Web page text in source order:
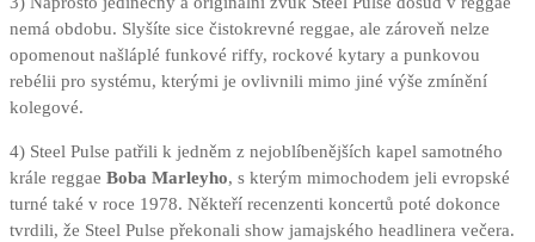
nemá obdobu. Slyšíte sice čistokrevné reggae, ale zároveň nelze
opomenout našláplé funkové riffy, rockové kytary a punkovou
rebélii pro systému, kterými je ovlivnili mimo jiné výše zmínění
kolegové.
4) Steel Pulse patřili k jedněm z nejoblíbenějších kapel samotného
krále reggae Boba Marleyho, s kterým mimochodem jeli evropské
turné také v roce 1978. Někteří recenzenti koncertů poté dokonce
tvrdili, že Steel Pulse překonali show jamajského headlinera večera.